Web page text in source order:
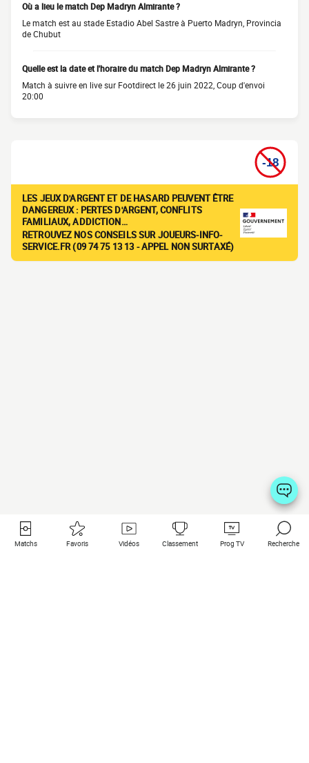
Où a lieu le match Dep Madryn Almirante ?
Le match est au stade Estadio Abel Sastre à Puerto Madryn, Provincia
de Chubut
Quelle est la date et l'horaire du match Dep Madryn Almirante ?
Match à suivre en live sur Footdirect le 26 juin 2022, Coup d'envoi
20:00
LES JEUX D'ARGENT ET DE HASARD PEUVENT ÊTRE
DANGEREUX : PERTES D'ARGENT, CONFLITS
FAMILIAUX, ADDICTION…
RETROUVEZ NOS CONSEILS SUR JOUEURS-INFO-
SERVICE.FR (09 74 75 13 13 - APPEL NON SURTAXÉ)
Matchs Favoris Vidéos Classement Prog TV Recherche